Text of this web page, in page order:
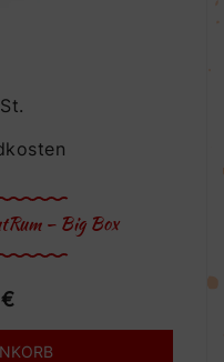
– Big Box
€